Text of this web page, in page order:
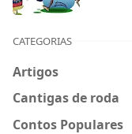
CATEGORIAS
Artigos
Cantigas de roda
Contos Populares